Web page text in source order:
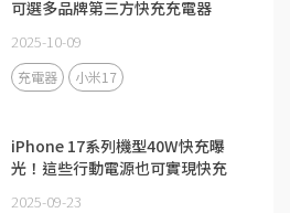
可選多品牌第三方快充充電器
2025-10-09
充電器 小米17
iPhone 17系列機型40W快充曝
光！這些行動電源也可實現快充
2025-09-23